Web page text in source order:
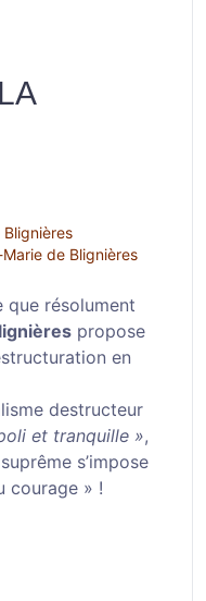
de Blignières
que résolument
propose
en
destructeur
et tranquille »,
s’impose
courage » !